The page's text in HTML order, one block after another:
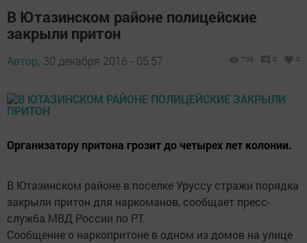
В Ютазинском районе полицейские
закрыли притон
Автор, 30 декабря 2016 - 05:57 706 0 0
Организатору притона грозит до четырех лет колонии.
В Ютазинском районе в поселке Уруссу стражи порядка
закрыли притон для наркоманов, сообщает пресс-
служба МВД России по РТ.
Сообщение о наркопритоне в одном из домов на улице